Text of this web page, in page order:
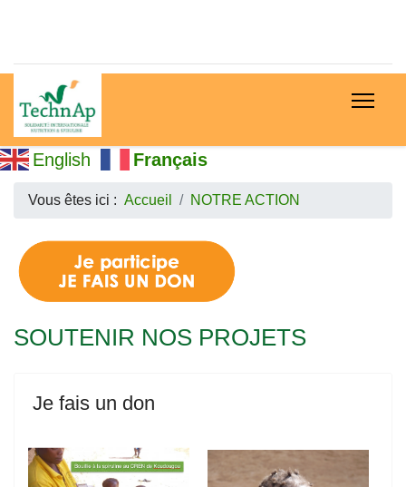
English Français
Vous êtes ici : Accueil NOTRE ACTION
SOUTENIR NOS PROJETS
Je fais un don